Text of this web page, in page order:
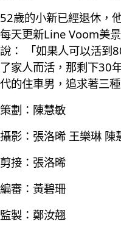
52歲的小新已經退休，
每天更新Line Voom美
說： 「如果人可以活到
了家人而活，那剩下30
代的住車男，追求著三
策劃：陳慧敏
攝影：張洛晞 王樂琳 陳
剪接：張洛晞
編審：黃碧珊
監製：鄭汝翹